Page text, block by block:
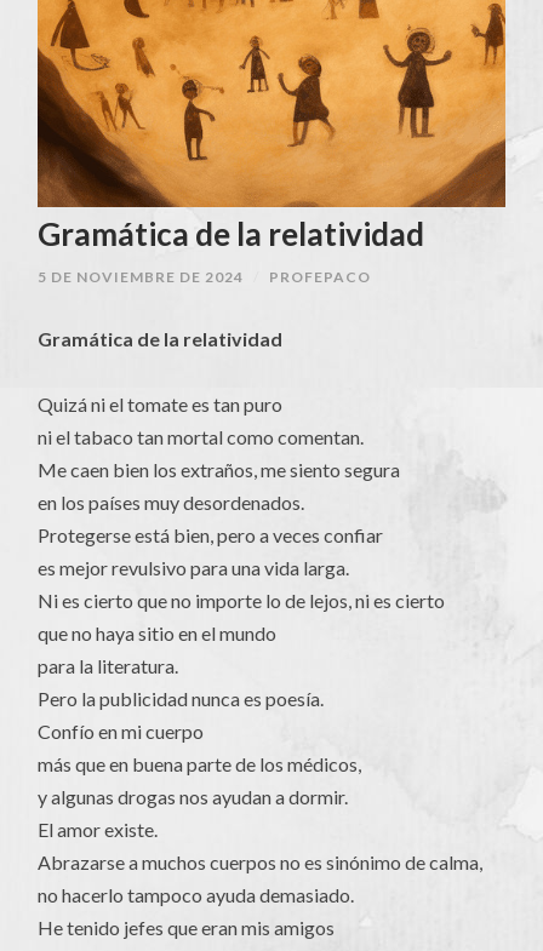
Gramática de la relatividad
5 DE NOVIEMBRE DE 2024 PROFEPACO
Gramática de la relatividad
Quizá ni el tomate es tan puro
ni el tabaco tan mortal como comentan.
Me caen bien los extraños, me siento segura
en los países muy desordenados.
Protegerse está bien, pero a veces confiar
es mejor revulsivo para una vida larga.
Ni es cierto que no importe lo de lejos, ni es cierto
que no haya sitio en el mundo
para la literatura.
Pero la publicidad nunca es poesía.
Confío en mi cuerpo
más que en buena parte de los médicos,
y algunas drogas nos ayudan a dormir.
El amor existe.
Abrazarse a muchos cuerpos no es sinónimo de calma,
no hacerlo tampoco ayuda demasiado.
He tenido jefes que eran mis amigos